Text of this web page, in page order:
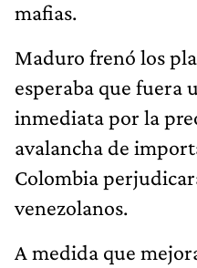
mafias.
Maduro frenó los
esperaba que fuera
inmediata por la
avalancha de
Colombia
venezolanos.
A medida que